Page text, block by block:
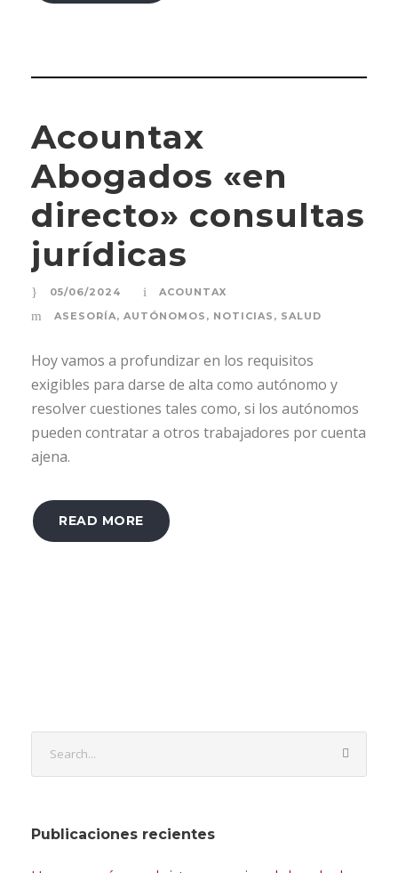
Acountax
Abogados «en
directo» consultas
jurídicas
05/06/2024
ACOUNTAX
ASESORÍA, AUTÓNOMOS , NOTICIAS , SALUD
Hoy vamos a profundizar en los requisitos
exigibles para darse de alta como autónomo y
resolver cuestiones tales como, si los autónomos
pueden contratar a otros trabajadores por cuenta
ajena.
READ MORE
Publicaciones recientes